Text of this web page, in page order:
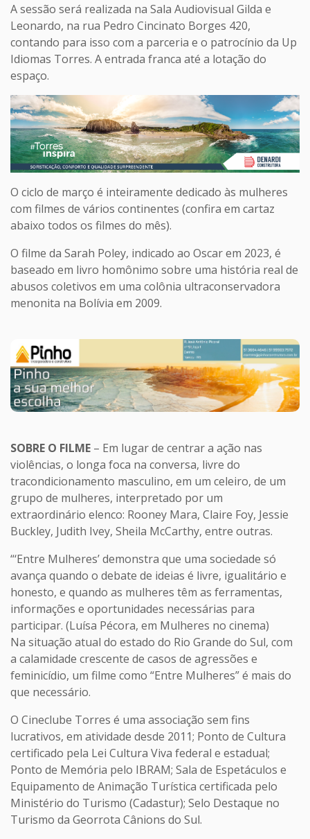
A sessão será realizada na Sala Audiovisual Gilda e
Leonardo, na rua Pedro Cincinato Borges 420,
contando para isso com a parceria e o patrocínio da Up
Idiomas Torres. A entrada franca até a lotação do
espaço.
O ciclo de março é inteiramente dedicado às mulheres
com filmes de vários continentes (confira em cartaz
abaixo todos os filmes do mês).
O filme da Sarah Poley, indicado ao Oscar em 2023, é
baseado em livro homônimo sobre uma história real de
abusos coletivos em uma colônia ultraconservadora
menonita na Bolívia em 2009.
SOBRE O FILME – Em lugar de centrar a ação nas
violências, o longa foca na conversa, livre do
tracondicionamento masculino, em um celeiro, de um
grupo de mulheres, interpretado por um
extraordinário elenco: Rooney Mara, Claire Foy, Jessie
Buckley, Judith Ivey, Sheila McCarthy, entre outras.
“‘Entre Mulheres’ demonstra que uma sociedade só
avança quando o debate de ideias é livre, igualitário e
honesto, e quando as mulheres têm as ferramentas,
informações e oportunidades necessárias para
participar. (Luísa Pécora, em Mulheres no cinema)
Na situação atual do estado do Rio Grande do Sul, com
a calamidade crescente de casos de agressões e
feminicídio, um filme como “Entre Mulheres” é mais do
que necessário.
O Cineclube Torres é uma associação sem fins
lucrativos, em atividade desde 2011; Ponto de Cultura
certificado pela Lei Cultura Viva federal e estadual;
Ponto de Memória pelo IBRAM; Sala de Espetáculos e
Equipamento de Animação Turística certificada pelo
Ministério do Turismo (Cadastur); Selo Destaque no
Turismo da Georrota Cânions do Sul.